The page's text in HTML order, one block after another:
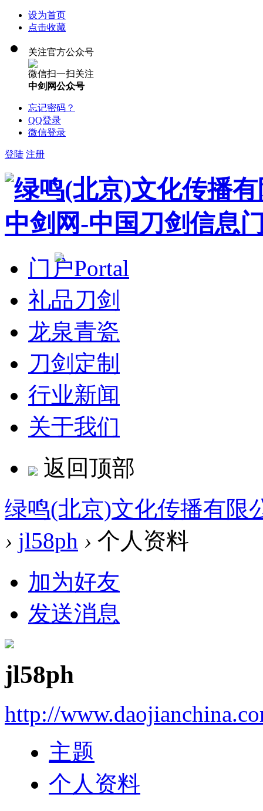
设为首页
点击收藏
关注官方公众号
微信扫一扫关注
中剑网公众号
忘记密码？
QQ登录
微信登录
登陆 注册
门户Portal
礼品刀剑
龙泉青瓷
刀剑定制
行业新闻
关于我们
返回顶部
绿鸣(北京)文化传播有限
› jl58ph › 个人资料
加为好友
发送消息
jl58ph
http://
主题
个人资料